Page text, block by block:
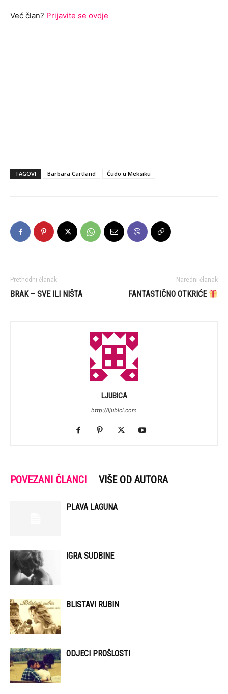
Već član? Prijavite se ovdje
TAGOVI Barbara Cartland Čudo u Meksiku
Prethodni članak
BRAK – SVE ILI NIŠTA
Naredni članak
FANTASTIČNO OTKRIĆE
LJUBICA
http://ljubici.com
POVEZANI ČLANCI VIŠE OD AUTORA
PLAVA LAGUNA
IGRA SUDBINE
BLISTAVI RUBIN
ODJECI PROŠLOSTI